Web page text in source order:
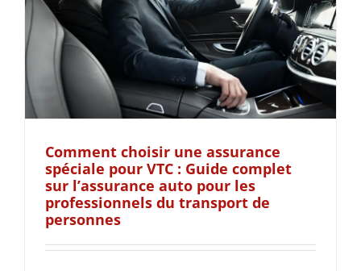
Comment choisir une assurance
spéciale pour VTC : Guide complet
sur l’assurance auto pour les
professionnels du transport de
personnes